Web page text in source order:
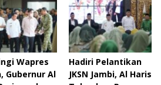
Wapres
Gubernur Al
Hadiri Pelantikan
JKSN Jambi, Al Haris